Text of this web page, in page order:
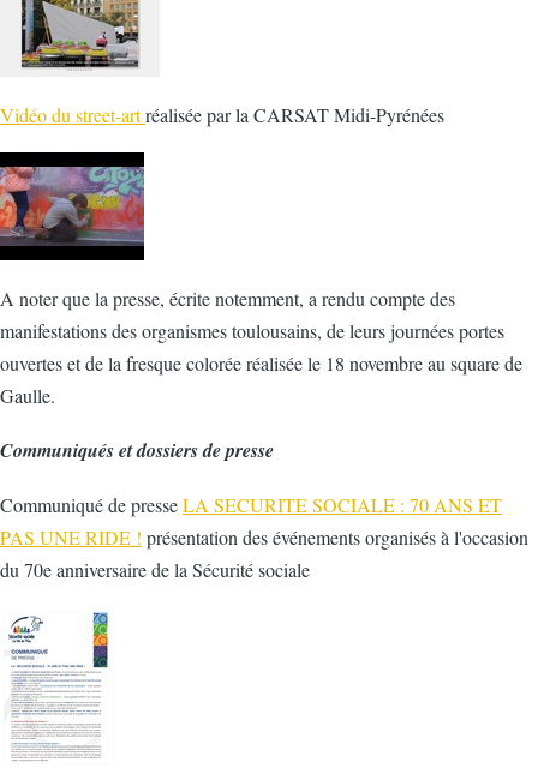
Vidéo du street-artréalisée par la CARSAT Midi-Pyrénées
A noter que la presse, écrite notemment, a rendu compte des
manifestations des organismes toulousains, de leurs journées portes
ouvertes et de la fresque colorée réalisée le 18 novembre au square de
Gaulle.
Communiqués et dossiers de presse
Communiqué de presseLA SECURITE SOCIALE : 70 ANS ET
PAS UNE RIDE ! présentation des événements organisés à l'occasion
du 70e anniversaire de la Sécurité sociale